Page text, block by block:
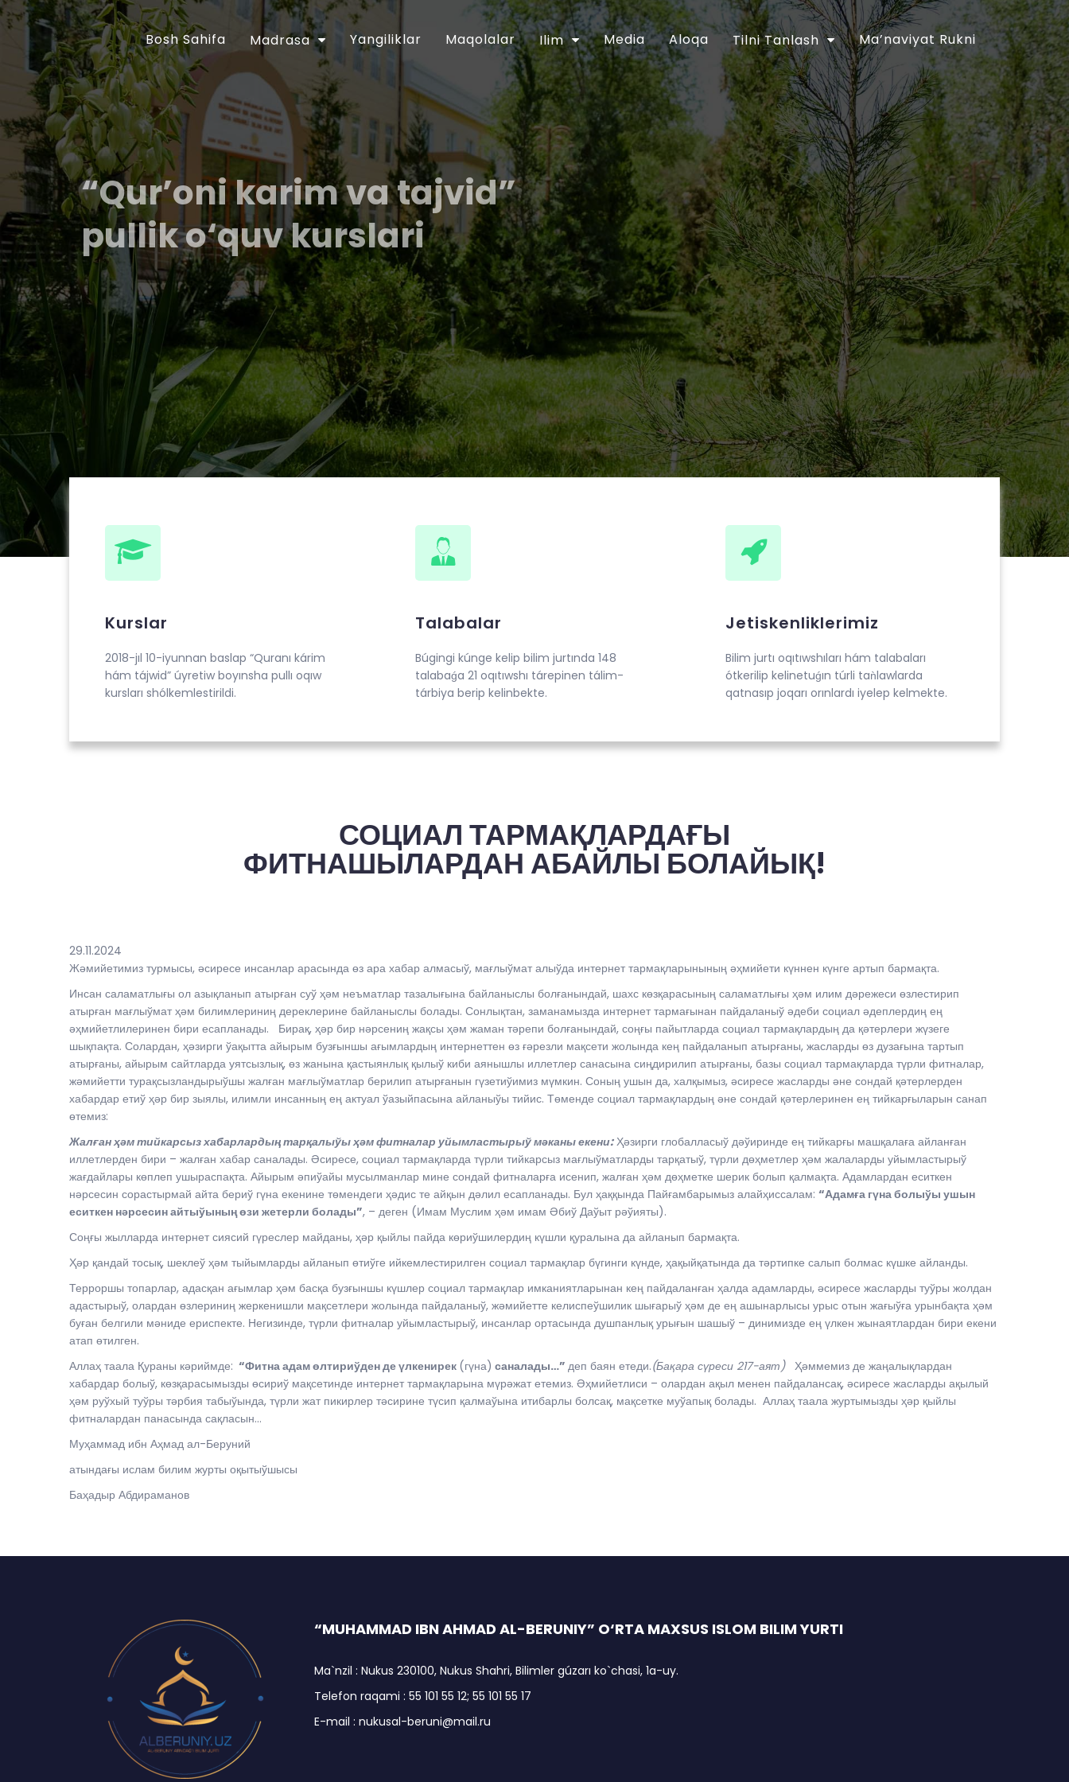
Bosh Sahifa Madrasa Yangiliklar Maqolalar Ilim Media Aloqa Tilni Tanlash Ma’naviyat Rukni
“Qur’oni karim va tajvid”
pullik o‘quv kurslari
O‘zbekiston Respublikasi Prezidentining “Diniy-ma`rifiy soha faoliyatini tubdan
takomillashtirish chora-tadbirlari to‘g‘risida”gi 2018 yil 16 apreldagi PF-5416-sonli
Farmoni bilan tasdiqlangan chora-tadbirlar Dasturining 6-bandida belgilangan
vazifalar ijrosini ta`minlash maqsadida O‘zbekiston musulmonlari idorasining 2018 yil
30 apreldagi 01A/056-sonli buyrug‘i tasdiqlandi. Shu munosabat bilan Muhammad
ibn Ahmad al-Bernuiy madrasasida 2018 yil 10 iyundan boshlab “Qur’oni karim va
tajvid” o‘rgatish bo‘yicha pullik o‘quv kurslari tashkil etildi.
Kurslar
2018-jıl 10-iyunnan baslap “Quranı kárim
hám tájwid” úyretiw boyınsha pullı oqıw
kursları shólkemlestirildi.
Talabalar
Búgingi kúnge kelip bilim jurtında 148
talabaǵa 21 oqıtıwshı tárepinen tálim-
tárbiya berip kelinbekte.
Jetiskenliklerimiz
Bilim jurtı oqıtıwshıları hám talabaları
ótkerilip kelinetuǵın túrli taǹlawlarda
qatnasıp joqarı orınlardı iyelep kelmekte.
СОЦИАЛ ТАРМАҚЛАРДАҒЫ
ФИТНАШЫЛАРДАН АБАЙЛЫ БОЛАЙЫҚ!
29.11.2024
Жәмийетимиз турмысы, әсиресе инсанлар арасында өз ара хабар алмасыў, мағлыўмат алыўда интернет тармақларынының әҳмийети күннен күнге артып бармақта.
Инсан саламатлығы ол азықланып атырған суў ҳәм неъматлар тазалығына байланыслы болғанындай, шахс көзқарасының саламатлығы ҳәм илим дәрежеси өзлестирип
атырған мағлыўмат ҳәм билимлериниң дереклерине байланыслы болады. Сонлықтан, заманамызда интернет тармағынан пайдаланыў әдеби социал әдеплердиң ең
әҳмийетлилеринен бири есапланады. Бирақ, ҳәр бир нәрсениң жақсы ҳәм жаман тәрепи болғанындай, соңғы пайытларда социал тармақлардың да қәтерлери жүзеге
шықпақта. Солардан, ҳәзирги ўақытта айырым бузғыншы ағымлардың интернеттен өз ғәрезли мақсети жолында кең пайдаланып атырғаны, жасларды өз дузағына тартып
атырғаны, айырым сайтларда уятсызлық, өз жанына қастыянлық қылыў киби аянышлы иллетлер санасына сиңдирилип атырғаны, базы социал тармақларда түрли фитналар,
жәмийетти турақсызландырыўшы жалған мағлыўматлар берилип атырғанын гүзетиўимиз мүмкин. Соның ушын да, халқымыз, әсиресе жасларды әне сондай қәтерлерден
хабардар етиў ҳәр бир зыялы, илимли инсанның ең актуал ўазыйпасына айланыўы тийис. Төменде социал тармақлардың әне сондай қәтерлеринен ең тийкарғыларын санап
өтемиз:
Жалған ҳәм тийкарсыз хабарлардың тарқалыўы ҳәмфитналар уйымластырыў мәканы екени:Ҳәзирги глобалласыў дәўиринде ең тийкарғы машқалаға айланған
иллетлерден бири – жалған хабар саналады. Әсиресе, социал тармақларда түрли тийкарсыз мағлыўматларды тарқатыў, түрли дөҳметлер ҳәм жалаларды уйымластырыў
жағдайлары көплеп ушыраспақта. Айырым әпиўайы мусылманлар мине сондай фитналарға исенип, жалған ҳәм дөҳметке шерик болып қалмақта. Адамлардан еситкен
нәрсесин сорастырмай айта бериў гүна екенине төмендеги ҳәдис те айқын дәлил есапланады. Бул ҳаққында Пайғамбарымыз алайҳиссалам: “Адамға гүна болыўы ушын
еситкен нәрсесин айтыўының өзи жетерли болады”, – деген (Имам Муслим ҳәм имам Әбиў Даўыт рәўияты).
Соңғы жылларда интернет сиясий гүреслер майданы, ҳәр қыйлы пайда көриўшилердиң күшли қуралына да айланып бармақта.
Ҳәр қандай тосық, шеклеў ҳәм тыйымларды айланып өтиўге ийкемлестирилген социал тармақлар бүгинги күнде, ҳақыйқатында да тәртипке салып болмас күшке айланды.
Терроршы топарлар, адасқан ағымлар ҳәм басқа бузғыншы күшлер социал тармақлар имканиятларынан кең пайдаланған ҳалда адамларды, әсиресе жасларды туўры жолдан
адастырыў, олардан өзлериниң жеркенишли мақсетлери жолында пайдаланыў, жәмийетте келиспеўшилик шығарыў ҳәм де ең ашынарлысы урыс отын жағыўға урынбақта ҳәм
буған белгили мәниде ериспекте. Негизинде, түрли фитналар уйымластырыў, инсанлар ортасында душпанлық урығын шашыў – динимизде ең үлкен жынаятлардан бири екени
атап өтилген.
Аллаҳ таала Қураны кәриймде: “Фитна адам өлтириўден де үлкенирек (гүна) саналады…” деп баян етеди.(Бақара сүреси 217-аят)Ҳәммемиз де жаңалықлардан
хабардар болыў, көзқарасымызды өсириў мақсетинде интернет тармақларына мүрәжат етемиз. Әҳмийетлиси – олардан ақыл менен пайдалансақ, әсиресе жасларды ақылый
ҳәм руўхый туўры тәрбия табыўында, түрли жат пикирлер тәсирине түсип қалмаўына итибарлы болсақ, мақсетке муўапық болады. Аллаҳ таала журтымызды ҳәр қыйлы
фитналардан панасында сақласын…
Муҳаммад ибн Аҳмад ал-Беруний
атындағы ислам билим журты оқытыўшысы
Баҳадыр Абдираманов
“MUHAMMAD IBN AHMAD AL-BERUNIY” O‘RTA MAXSUS ISLOM BILIM YURTI
Ma`nzil : Nukus 230100, Nukus Shahri, Bilimler gúzarı ko`chasi, 1a-uy.
Telefon raqami : 55 101 55 12; 55 101 55 17
E-mail : nukusal-beruni@mail.ru